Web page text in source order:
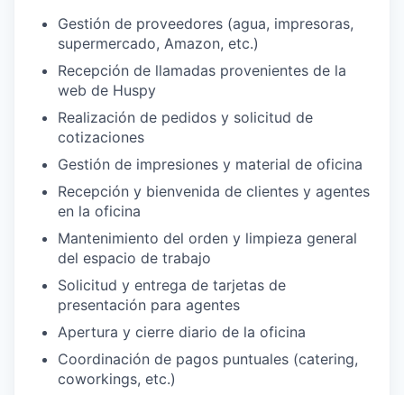
Gestión de proveedores (agua, impresoras,
supermercado, Amazon, etc.)
Recepción de llamadas provenientes de la
web de Huspy
Realización de pedidos y solicitud de
cotizaciones
Gestión de impresiones y material de oficina
Recepción y bienvenida de clientes y agentes
en la oficina
Mantenimiento del orden y limpieza general
del espacio de trabajo
Solicitud y entrega de tarjetas de
presentación para agentes
Apertura y cierre diario de la oficina
Coordinación de pagos puntuales (catering,
coworkings, etc.)